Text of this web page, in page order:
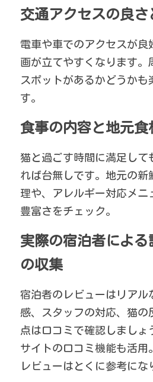
交通アクセスの良さ
電車や車でのアクセスが良
画が立てやすくなります。
スポットがあるかどうかも
す。
食事の内容と地元食
猫と過ごす時間に満足して
れば台無しです。地元の新
理や、アレルギー対応メニ
豊富さをチェック。
実際の宿泊者による
の収集
宿泊者のレビューはリアル
感、スタッフの対応、猫の
点は口コミで確認しましょ
サイトの口コミ機能も活用
レビューはとくに参考にな